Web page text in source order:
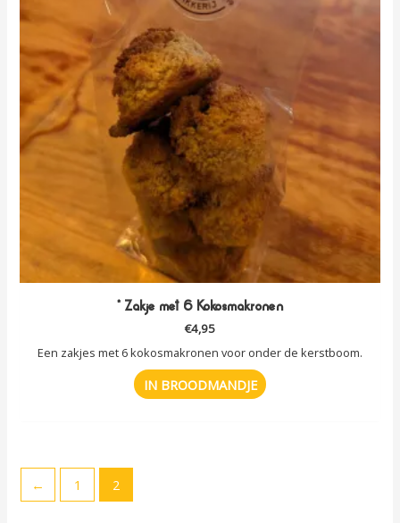
* Zakje met 6 Kokosmakronen
€4,95
Een zakjes met 6 kokosmakronen voor onder de kerstboom.
IN BROODMANDJE
← 1 2